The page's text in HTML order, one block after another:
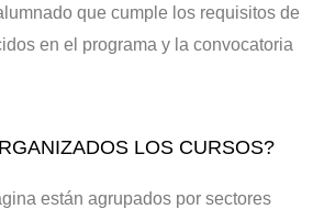
que cumple los requisitos de
en el programa y la convocatoria
LOS CURSOS?
están agrupados por sectores